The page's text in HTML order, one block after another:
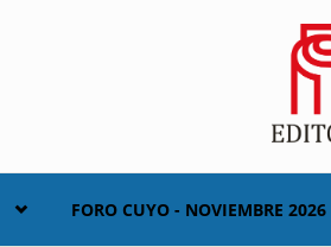
FORO CUYO - NOVIEMBRE 2026